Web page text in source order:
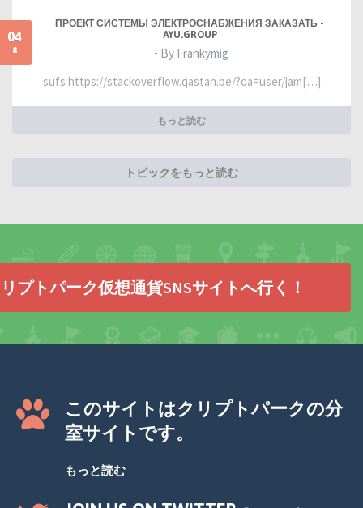
04
8
ПРОЕКТ СИСТЕМЫ ЭЛЕКТРОСНАБЖЕНИЯ ЗАКАЗАТЬ -
AYU.GROUP
- By Frankymig
sufs https://stackoverflow.qastan.be/?qa=user/jam[…]
もっと読む
トピックをもっと読む
プトパーク仮想通貨SNSサイトへ行く！
このサイトはクリプトパークの分
室サイトです。
もっと読む